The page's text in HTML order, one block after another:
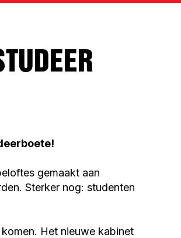
gemaakt aan
Sterker nog: studenten
Het nieuwe kabinet